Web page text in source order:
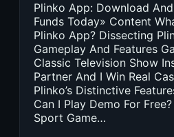
Plinko App: Download
Funds Today» Content
Plinko App? Dissecting
Gameplay And Features
Classic Television Show
Partner And I Win Real
Plinko’s Distinctive
Can I Play Demo For
Sport Game…